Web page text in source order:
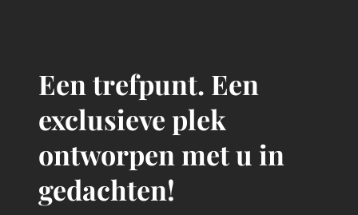
Een trefpunt. Een
exclusieve plek
ontworpen met u in
gedachten!